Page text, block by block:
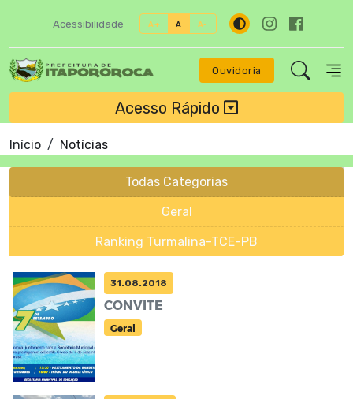
Acessibilidade A+ A A-
Ouvidoria
Acesso Rápido
Início Notícias
Todas Categorias
Geral
Ranking Turmalina-TCE-PB
31.08.2018
CONVITE
Geral